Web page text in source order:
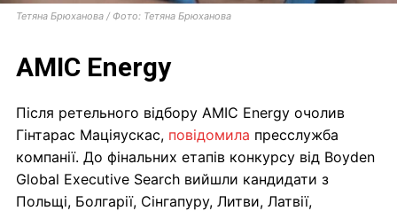
Тетяна Брюханова / Фото: Тетяна Брюханова
AMIC Energy
Після ретельного відбору AMIC Energy очолив
Гінтарас Маціяускас, повідомила пресслужба
компанії. До фінальних етапів конкурсу від Boyden
Global Executive Search вийшли кандидати з
Польщі, Болгарії, Сінгапуру, Литви, Латвії,